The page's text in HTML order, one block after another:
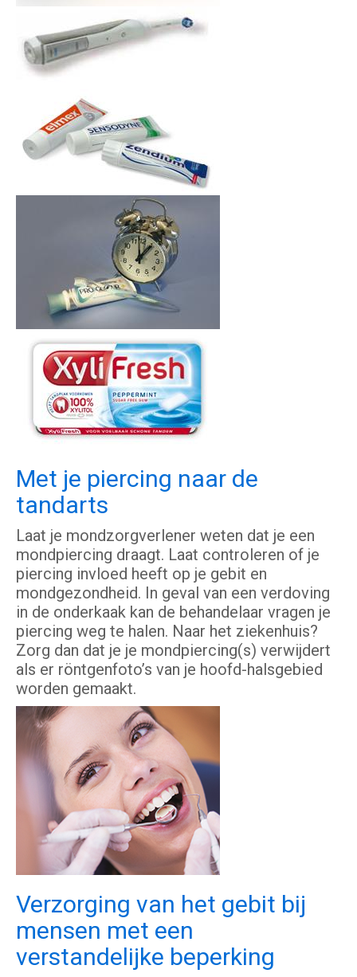
Met je piercing naar de
tandarts
Laat je mondzorgverlener weten dat je een
mondpiercing draagt. Laat controleren of je
piercing invloed heeft op je gebit en
mondgezondheid. In geval van een verdoving
in de onderkaak kan de behandelaar vragen je
piercing weg te halen. Naar het ziekenhuis?
Zorg dan dat je je mondpiercing(s) verwijdert
als er röntgenfoto’s van je hoofd-halsgebied
worden gemaakt.
Verzorging van het gebit bij
mensen met een
verstandelijke beperking